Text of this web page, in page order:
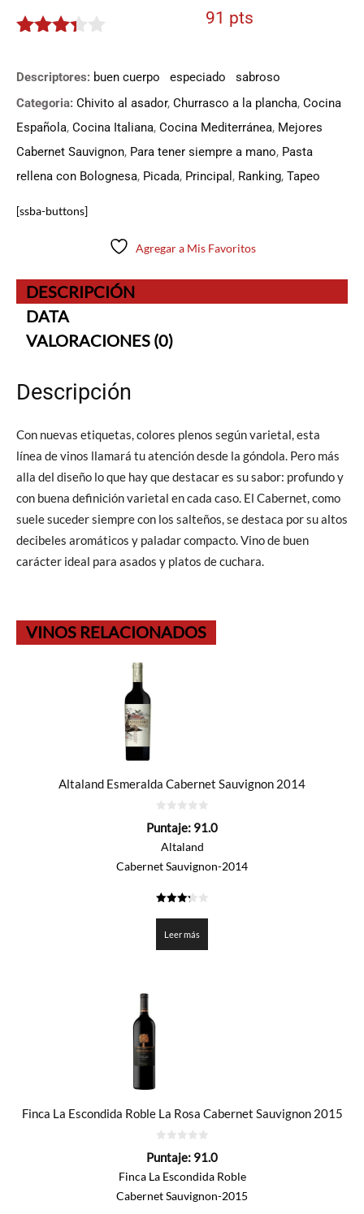
91 pts
Descriptores: buen cuerpo especiado
sabroso
Categoria: Chivito al asador, Churrasco a la plancha, Cocina
Española, Cocina Italiana, Cocina Mediterránea, Mejores
Cabernet Sauvignon, Para tener siempre a mano, Pasta
rellena con Bolognesa, Picada, Principal , Ranking, Tapeo
[ssba-buttons]
Agregar a Mis Favoritos
DESCRIPCIÓN
DATA
VALORACIONES (0)
Descripción
Con nuevas etiquetas, colores plenos según varietal, esta
línea de vinos llamará tu atención desde la góndola. Pero más
alla del diseño lo que hay que destacar es su sabor: profundo y
con buena definición varietal en cada caso. El Cabernet, como
suele suceder siempre con los salteños, se destaca por su altos
decibeles aromáticos y paladar compacto. Vino de buen
carácter ideal para asados y platos de cuchara.
VINOS RELACIONADOS
Altaland Esmeralda Cabernet Sauvignon 2014
de
Puntaje: 91.0
Altaland
Cabernet Sauvignon-2014
Leer más
Finca La Escondida Roble La Rosa Cabernet Sauvignon 2015
de
Puntaje: 91.0
Finca La Escondida Roble
Cabernet Sauvignon-2015